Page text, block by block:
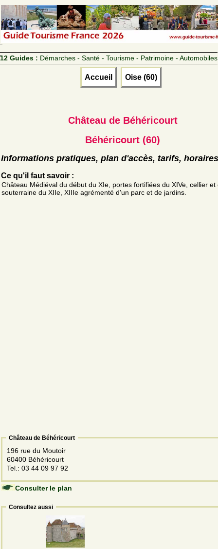
12 Guides : Démarches - Santé - Tourisme - Patrimoine - Automobiles
Accueil Oise (60)
Château de Béhéricourt
Béhéricourt (60)
Informations pratiques, plan d'accès, tarifs, horaires
Ce qu'il faut savoir :
Château Médiéval du début du XIe, portes fortifiées du XIVe, cellier et
souterraine du XIIe, XIIIe agrémenté d'un parc et de jardins.
Château de Béhéricourt
196 rue du Moutoir
60400 Béhéricourt
Tel.: 03 44 09 97 92
Consulter le plan
Consultez aussi